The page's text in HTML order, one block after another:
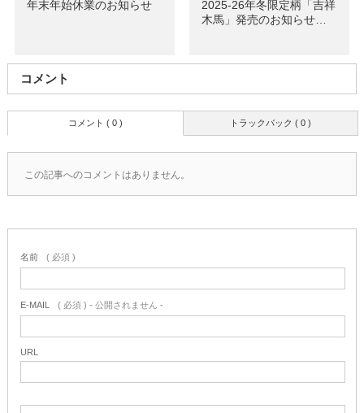
年末年始休業のお知らせ
2025-26年冬限定柄「吉祥
木馬」発売のお知らせ…
コメント
トラックバック ( 0 )
コメント ( 0 )
この記事へのコメントはありません。
名前 ( 必須 )
E-MAIL ( 必須 ) - 公開されません -
URL